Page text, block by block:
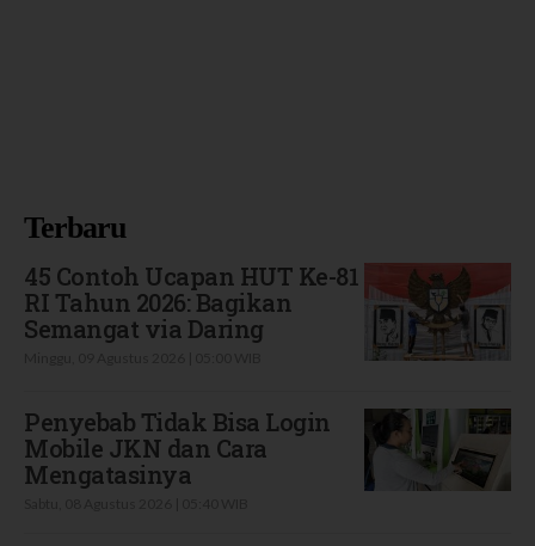
Terbaru
45 Contoh Ucapan HUT Ke-81
RI Tahun 2026: Bagikan
Semangat via Daring
Penyebab Tidak Bisa Login
Mobile JKN dan Cara
Mengatasinya